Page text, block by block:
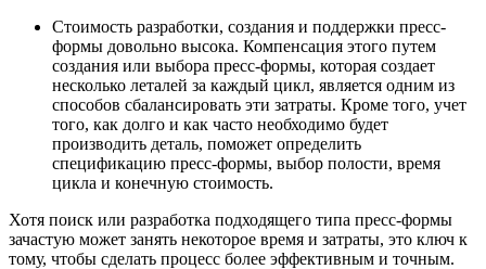
Стоимость разработки, создания и поддержки пресс-
формы довольно высока. Компенсация этого путем
создания или выбора пресс-формы, которая создает
несколько леталей за каждый цикл, является одним из
способов сбалансировать эти затраты. Кроме того, учет
того, как долго и как часто необходимо будет
производить деталь, поможет определить
спецификацию пресс-формы, выбор полости, время
цикла и конечную стоимость.
Хотя поиск или разработка подходящего типа пресс-формы
зачастую может занять некоторое время и затраты, это ключ к
тому, чтобы сделать процесс более эффективным и точным.